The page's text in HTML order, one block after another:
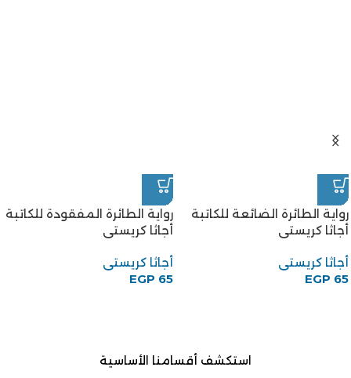
رواية الطائرة الضائعة للكاتبة
أجاثا كريستى
أجاثا كريستى
EGP 65
رواية الطائرة المفقودة للكاتبة
أجاثا كريستى
أجاثا كريستى
EGP 65
استكشف أقسامنا الأساسية